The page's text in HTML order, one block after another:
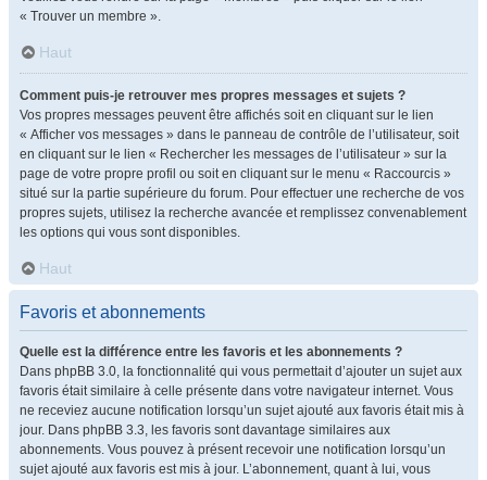
« Trouver un membre ».
Haut
Comment puis-je retrouver mes propres messages et sujets ?
Vos propres messages peuvent être affichés soit en cliquant sur le lien
« Afficher vos messages » dans le panneau de contrôle de l’utilisateur, soit
en cliquant sur le lien « Rechercher les messages de l’utilisateur » sur la
page de votre propre profil ou soit en cliquant sur le menu « Raccourcis »
situé sur la partie supérieure du forum. Pour effectuer une recherche de vos
propres sujets, utilisez la recherche avancée et remplissez convenablement
les options qui vous sont disponibles.
Haut
Favoris et abonnements
Quelle est la différence entre les favoris et les abonnements ?
Dans phpBB 3.0, la fonctionnalité qui vous permettait d’ajouter un sujet aux
favoris était similaire à celle présente dans votre navigateur internet. Vous
ne receviez aucune notification lorsqu’un sujet ajouté aux favoris était mis à
jour. Dans phpBB 3.3, les favoris sont davantage similaires aux
abonnements. Vous pouvez à présent recevoir une notification lorsqu’un
sujet ajouté aux favoris est mis à jour. L’abonnement, quant à lui, vous